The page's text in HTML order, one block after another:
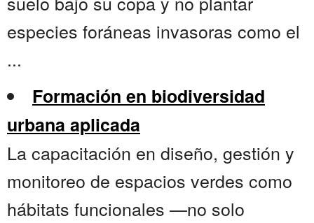
especies foráneas invasoras como el
...
Formación en biodiversidad
urbana aplicada
La capacitación en diseño, gestión y
monitoreo de espacios verdes como
hábitats funcionales —no solo